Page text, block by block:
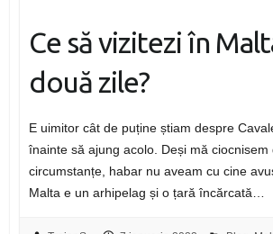
Ce să vizitezi în
două zile?
E uimitor cât de puține știam despre
înainte să ajung acolo. Deși mă ciocnisem
circumstanțe, habar nu aveam cu cine
Malta e un arhipelag și o țară încărcată…